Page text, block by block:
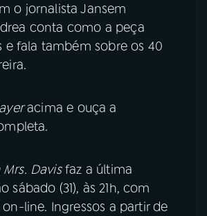
o jornalista Jansem
conta como a peça
e fala também sobre os 40
acima e ouça a
Davisfaz a última
sábado (31), às 21h, com
line. Ingressos a partir de